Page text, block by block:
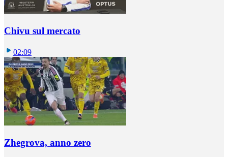
Chivu sul mercato
02:09
Zhegrova, anno zero